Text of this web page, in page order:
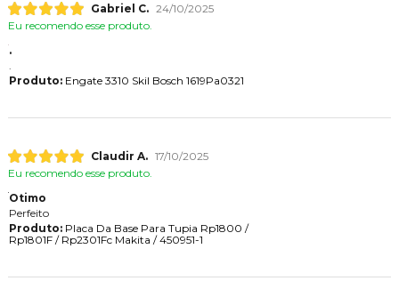
Gabriel C. 24/10/2025
Eu recomendo esse produto.
.
Produto:Engate 3310 Skil Bosch 1619Pa0321
Claudir A. 17/10/2025
Eu recomendo esse produto.
Otimo
Perfeito
Produto:Placa Da Base Para Tupia Rp1800 /
Rp1801F / Rp2301Fc Makita / 450951-1